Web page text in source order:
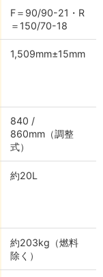
F＝90/90-21・R
＝150/70-18
1,509mm±15mm
840 /
860mm（調整
式）
約20L
約203kg（燃料
除く）